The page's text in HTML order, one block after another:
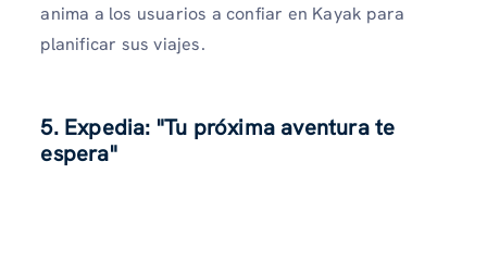
anima a los usuarios a confiar en Kayak para
planificar sus viajes.
5. Expedia: "Tu próxima aventura te
espera"